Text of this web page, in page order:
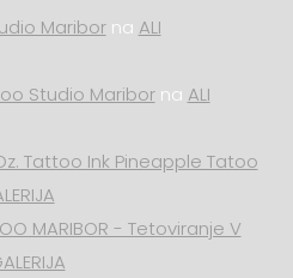
Mariborna ALI
Studio Mariborna ALI
Tattoo Ink Pineapple Tatoo
MARIBOR - Tetoviranje V